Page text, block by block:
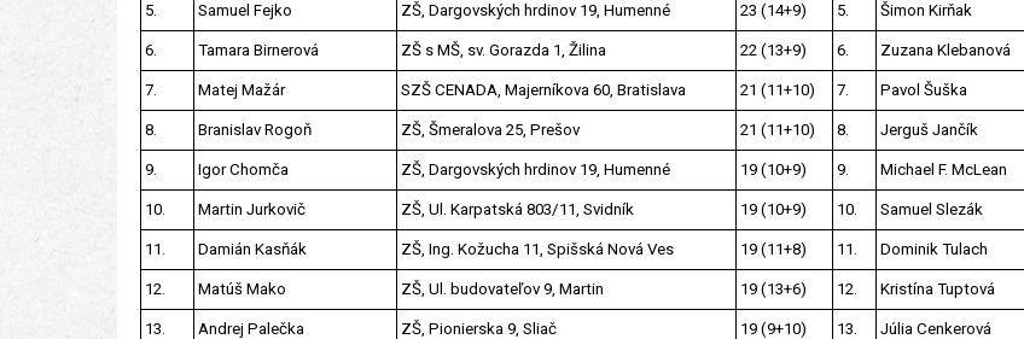
5. Samuel Fejko ZŠ, Dargovských hrdinov 19, Humenné 23 (14+9) 5. Šimon Kirňak
6. Tamara Birnerová ZŠ s MŠ, sv. Gorazda 1, Žilina 22 (13+9) 6. Zuzana Klebanová
7. Matej Mažár SZŠ CENADA, Majerníkova 60, Bratislava 21 (11+10) 7. Pavol Šuška
8. Branislav Rogoň ZŠ, Šmeralova 25, Prešov 21 (11+10) 8. Jerguš Jančík
9. Igor Chomča ZŠ, Dargovských hrdinov 19, Humenné 19 (10+9) 9. Michael F. McLean
10. Martin Jurkovič ZŠ, Ul. Karpatská 803/11, Svidník 19 (10+9) 10. Samuel Slezák
11. Damián Kasňák ZŠ, Ing. Kožucha 11, Spišská Nová Ves 19 (11+8) 11. Dominik Tulach
12. Matúš Mako ZŠ, Ul. budovateľov 9, Martin 19 (13+6) 12. Kristína Tuptová
13. Andrej Palečka ZŠ, Pionierska 9, Sliač 19 (9+10) 13. Júlia Cenkerová